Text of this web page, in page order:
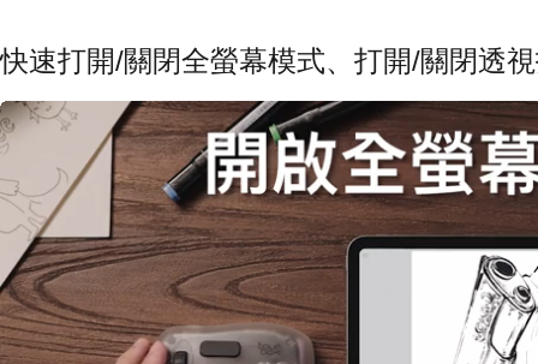
快速打開/關閉全螢幕模式、打開/關閉透